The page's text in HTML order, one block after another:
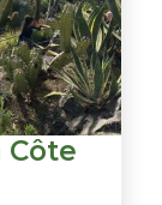
Côte